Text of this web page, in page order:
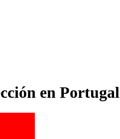
en Portugal